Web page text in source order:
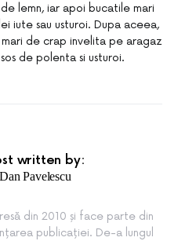
lemn, iar apoi bucatile mari
iute sau usturoi. Dupa aceea,
de crap invelita pe aragaz
de polenta si usturoi.
written by:
Dan Pavelescu
din 2010 și face parte din
publicației. De-a lungul